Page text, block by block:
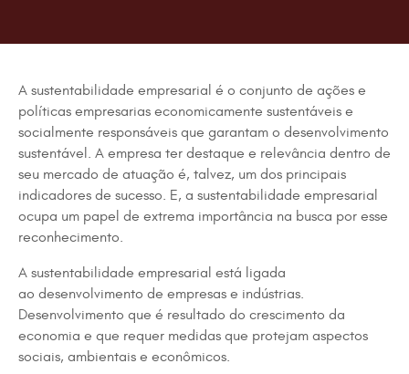
A sustentabilidade empresarial é o conjunto de ações e
políticas empresarias economicamente sustentáveis e
socialmente responsáveis que garantam o desenvolvimento
sustentável. A empresa ter destaque e relevância dentro de
seu mercado de atuação é, talvez, um dos principais
indicadores de sucesso. E, a sustentabilidade empresarial
ocupa um papel de extrema importância na busca por esse
reconhecimento.
A sustentabilidade empresarial está ligada
ao desenvolvimento de empresas e indústrias.
Desenvolvimento que é resultado do crescimento da
economia e que requer medidas que protejam aspectos
sociais, ambientais e econômicos.